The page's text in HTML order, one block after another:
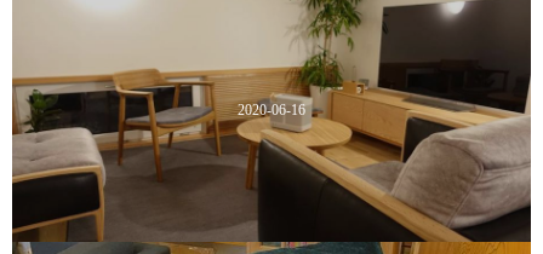
2020-06-16